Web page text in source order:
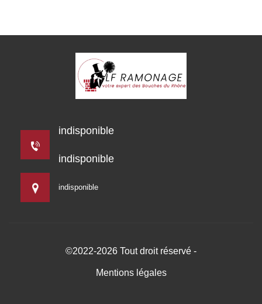
indisponible
indisponible
indisponible
©2022-2026 Tout droit réservé -
Mentions légales